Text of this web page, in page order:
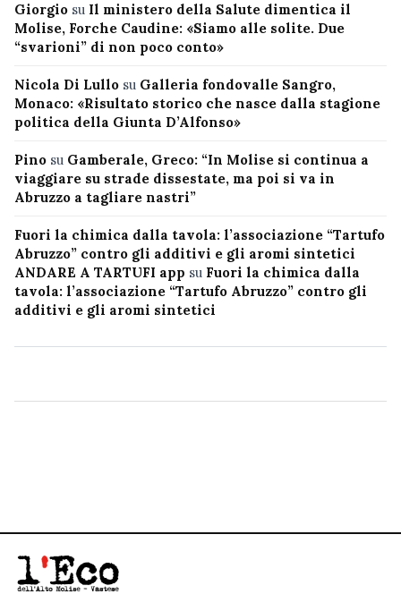
Giorgio su Il ministero della Salute dimentica il
Molise, Forche Caudine: «Siamo alle solite. Due
“svarioni” di non poco conto»
Nicola Di Lullo su Galleria fondovalle Sangro,
Monaco: «Risultato storico che nasce dalla stagione
politica della Giunta D’Alfonso»
Pino su Gamberale, Greco: “In Molise si continua a
viaggiare su strade dissestate, ma poi si va in
Abruzzo a tagliare nastri”
Fuori la chimica dalla tavola: l’associazione “Tartufo
Abruzzo” contro gli additivi e gli aromi sintetici
ANDARE A TARTUFI app su Fuori la chimica dalla
tavola: l’associazione “Tartufo Abruzzo” contro gli
additivi e gli aromi sintetici